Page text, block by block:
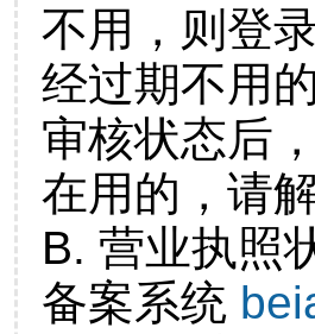
不用，则登
经过期不用
审核状态后
在用的，请
B. 营业执照
备案系统